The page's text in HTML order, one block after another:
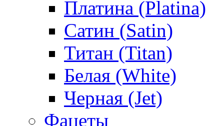
Платина (Platina)
Сатин (Satin)
Титан (Titan)
Белая (White)
Черная (Jet)
Фацеты